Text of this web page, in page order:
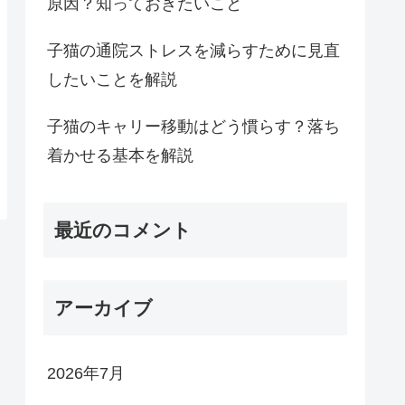
原因？知っておきたいこと
子猫の通院ストレスを減らすために見直
したいことを解説
子猫のキャリー移動はどう慣らす？落ち
着かせる基本を解説
最近のコメント
アーカイブ
2026年7月